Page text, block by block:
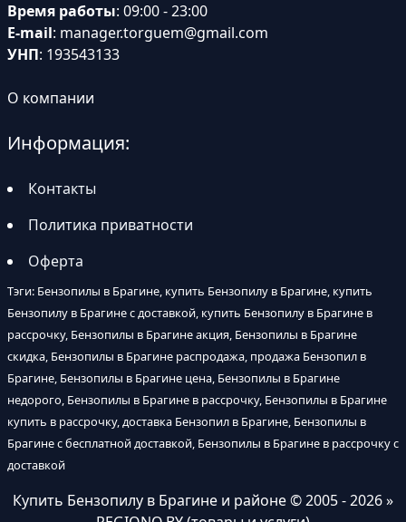
Время работы: 09:00 - 23:00
E-mail: manager.torguem@gmail.com
УНП: 193543133
О компании
Информация:
Контакты
Политика приватности
Оферта
Тэги: Бензопилы в Брагине, купить Бензопилу в Брагине, купить
Бензопилу в Брагине с доставкой, купить Бензопилу в Брагине в
рассрочку, Бензопилы в Брагине акция, Бензопилы в Брагине
скидка, Бензопилы в Брагине распродажа, продажа Бензопил в
Брагине, Бензопилы в Брагине цена, Бензопилы в Брагине
недорого, Бензопилы в Брагине в рассрочку, Бензопилы в Брагине
купить в рассрочку, доставка Бензопил в Брагине, Бензопилы в
Брагине с бесплатной доставкой, Бензопилы в Брагине в рассрочку с
доставкой
Купить Бензопилу в Брагине и районе© 2005 - 2026 »